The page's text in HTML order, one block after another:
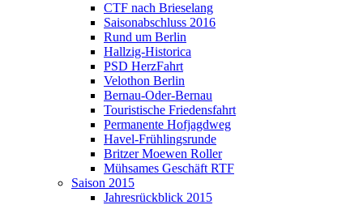
CTF nach Brieselang
Saisonabschluss 2016
Rund um Berlin
Hallzig-Historica
PSD HerzFahrt
Velothon Berlin
Bernau-Oder-Bernau
Touristische Friedensfahrt
Permanente Hofjagdweg
Havel-Frühlingsrunde
Britzer Moewen Roller
Mühsames Geschäft RTF
Saison 2015
Jahresrückblick 2015